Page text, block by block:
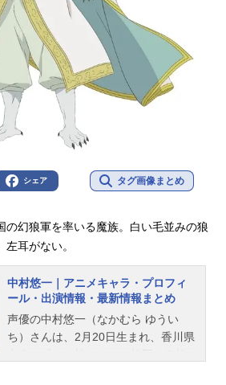
シェア タグ画像まとめ
の幻狼軍を率いる魔族。白い毛並みの狼
耳がない。
中村悠一｜アニメキャラ・プロフィ
ール・出演情報・最新情報まとめ
声優の中村悠一（なかむら ゆうい
ち）さんは、2月20日生まれ、香川県